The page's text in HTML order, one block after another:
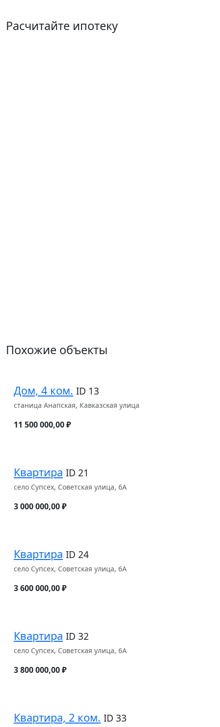
Расчитайте ипотеку
Похожие объекты
Дом, 4 ком. ID 13
станица Анапская, Кавказская улица
11 500 000,00 ₽
Квартира ID 21
село Супсех, Советская улица, 6А
3 000 000,00 ₽
Квартира ID 24
село Супсех, Советская улица, 6А
3 600 000,00 ₽
Квартира ID 32
село Супсех, Советская улица, 6А
3 800 000,00 ₽
Квартира, 2 ком. ID 33